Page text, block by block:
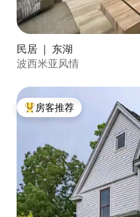
民居 ｜ 东湖
波西米亚风情
热门「房客推荐」
房客推荐